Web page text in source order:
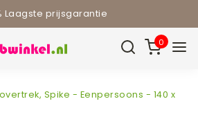
Laagste prijsgarantie
0
Spike - Eenpersoons - 140 x